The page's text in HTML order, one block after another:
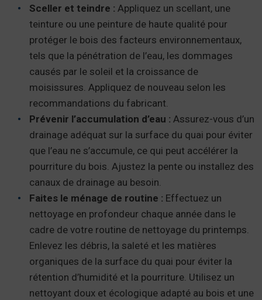
Sceller et teindre : Appliquez un scellant, une
teinture ou une peinture de haute qualité pour
protéger le bois des facteurs environnementaux,
tels que la pénétration de l’eau, les dommages
causés par le soleil et la croissance de
moisissures. Appliquez de nouveau selon les
recommandations du fabricant.
Prévenir l’accumulation d’eau : Assurez-vous d’un
drainage adéquat sur la surface du quai pour éviter
que l’eau ne s’accumule, ce qui peut accélérer la
pourriture du bois. Ajustez la pente ou installez des
canaux de drainage au besoin.
Faites le ménage de routine : Effectuez un
nettoyage en profondeur chaque année dans le
cadre de votre routine de nettoyage du printemps.
Enlevez les débris, la saleté et les matières
organiques de la surface du quai pour éviter la
rétention d’humidité et la pourriture. Utilisez un
nettoyant doux et écologique adapté au bois et une